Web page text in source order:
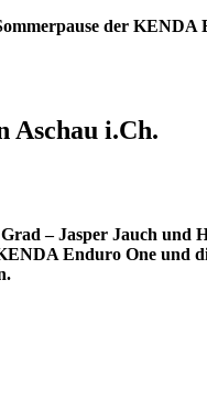
der
Aschau i.Ch.
– Jasper Jauch und
Enduro One und